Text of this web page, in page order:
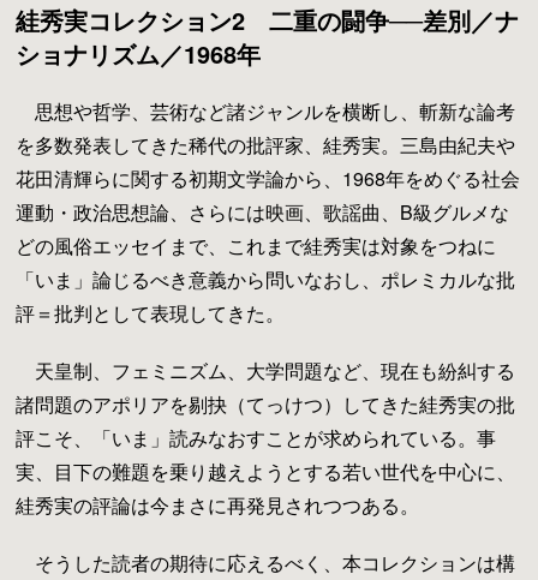
絓秀実コレクション2 二重の闘争──差別／ナ
ショナリズム／1968年
思想や哲学、芸術など諸ジャンルを横断し、斬新な論考
を多数発表してきた稀代の批評家、絓秀実。三島由紀夫や
花田清輝らに関する初期文学論から、1968年をめぐる社会
運動・政治思想論、さらには映画、歌謡曲、B級グルメな
どの風俗エッセイまで、これまで絓秀実は対象をつねに
「いま」論じるべき意義から問いなおし、ポレミカルな批
評＝批判として表現してきた。
天皇制、フェミニズム、大学問題など、現在も紛糾する
諸問題のアポリアを剔抉（てっけつ）してきた絓秀実の批
評こそ、「いま」読みなおすことが求められている。事
実、目下の難題を乗り越えようとする若い世代を中心に、
絓秀実の評論は今まさに再発見されつつある。
そうした読者の期待に応えるべく、本コレクションは構